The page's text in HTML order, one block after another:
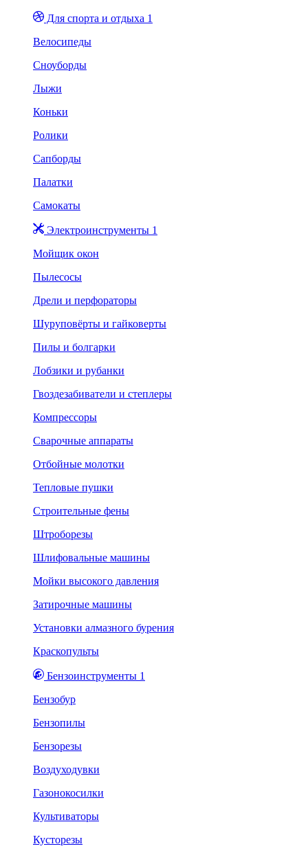
Для спорта и отдыха 1
Велосипеды
Сноуборды
Лыжи
Коньки
Ролики
Сапборды
Палатки
Самокаты
Электроинструменты 1
Мойщик окон
Пылесосы
Дрели и перфораторы
Шуруповёрты и гайковерты
Пилы и болгарки
Лобзики и рубанки
Гвоздезабиватели и степлеры
Компрессоры
Сварочные аппараты
Отбойные молотки
Тепловые пушки
Строительные фены
Штроборезы
Шлифовальные машины
Мойки высокого давления
Затирочные машины
Установки алмазного бурения
Краскопульты
Бензоинструменты 1
Бензобур
Бензопилы
Бензорезы
Воздуходувки
Газонокосилки
Культиваторы
Кусторезы